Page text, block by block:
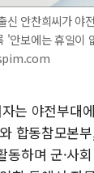
신 안찬희씨가 야
'안보에는 휴일
는 야전부대
합동참모본
하며 군·사